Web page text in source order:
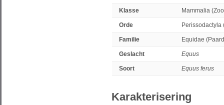
Klasse Mammalia
Orde
Familie Equidae
Geslacht Equus
Soort Equus ferus
Karakterisering